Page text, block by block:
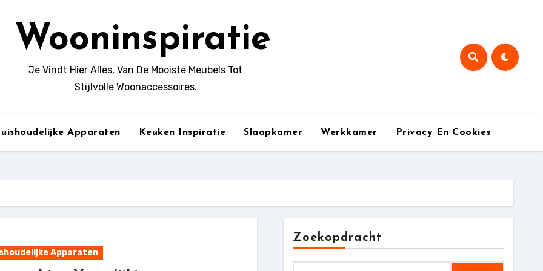
Wooninspiratie
Je Vindt Hier Alles, Van De Mooiste Meubels Tot
Stijlvolle Woonaccessoires.
Apparaten Keuken Inspiratie Slaapkamer Werkkamer Privacy En Cookies
Apparaten
Zoekopdracht